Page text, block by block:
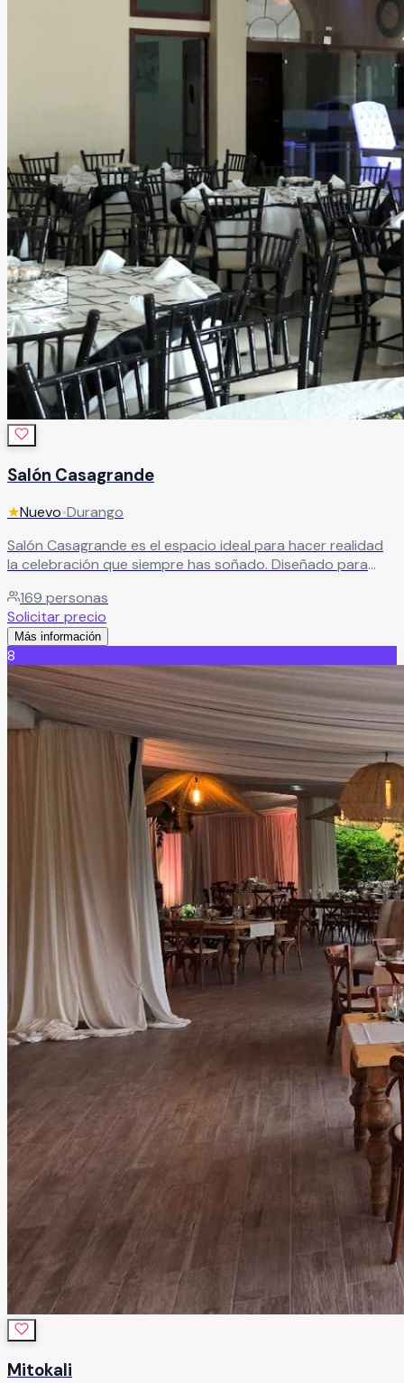
Salón Casagrande
★Nuevo•Durango
Salón Casagrande es el espacio ideal para hacer realidad
la celebración que siempre has soñado. Diseñado para
elegancia y un ambiente perfecto para disfrutar cada
momento. Su servicio de primer nivel cuida cada detalle,
superando expectativas y garantizando una experiencia
única para ti y tus invitados.
169 personas
Solicitar precio
Más información
8
Mitokali